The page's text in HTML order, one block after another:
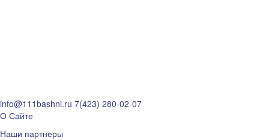
info@111bashni.ru 7(423) 280-02-07
О Сайте
Наши партнеры